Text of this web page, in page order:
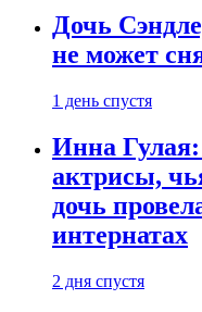
Дочь
не может
1 день спустя
Инна Гулая:
актрисы,
дочь
интернатах
2 дня спустя